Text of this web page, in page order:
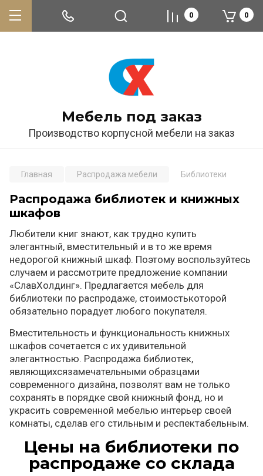
Мебель под заказ
Производство корпусной мебели на заказ
0 0
Главная Распродажа мебели Библиотеки
Распродажа библиотек и книжных
шкафов
Любители книг знают, как трудно купить
элегантный, вместительный и в то же время
недорогой книжный шкаф. Поэтому воспользуйтесь
случаем и рассмотрите предложение компании
«СлавХолдинг». Предлагается мебель для
библиотеки по распродаже, стоимостькоторой
обязательно порадует любого покупателя.
Вместительность и функциональность книжных
шкафов сочетается с их удивительной
элегантностью. Распродажа библиотек,
являющихсязамечательными образцами
современного дизайна, позволят вам не только
сохранять в порядке свой книжный фонд, но и
украсить современной мебелью интерьер своей
комнаты, сделав его стильным и респектабельным.
Цены на библиотеки по
распродаже со склада